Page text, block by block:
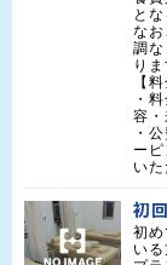
と
なお
調な
りま
【
・
容・
・
ー
い
初
初め
い